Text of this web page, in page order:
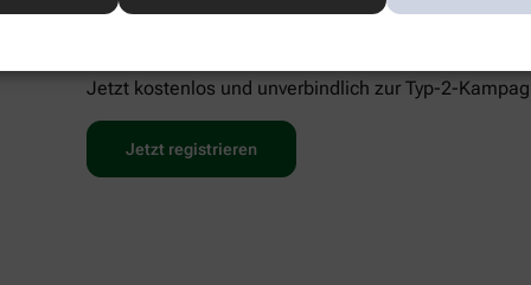
Alle Informationen rund um Typ-
Jetzt kostenlos und unverbindlich zur Typ-2-
Jetzt registrieren